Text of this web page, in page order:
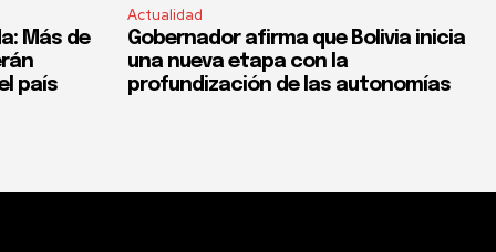
Más de
país
Actualidad
Gobernador afirma que Bolivia inicia
una nueva etapa con la
profundización de las autonomías